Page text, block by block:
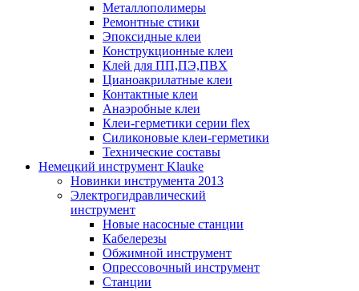
Металлополимеры
Ремонтные стики
Эпоксидные клеи
Конструкционные клеи
Клей для ПП,ПЭ,ПВХ
Цианоакрилатные клеи
Контактные клеи
Анаэробные клеи
Клеи-герметики серии flex
Силиконовые клеи-герметики
Технические составы
Немецкий инструмент Klauke
Новинки инструмента 2013
Электрогидравлический
инструмент
Новые насосные станции
Кабелерезы
Обжимной инструмент
Опрессовочный инструмент
Станции